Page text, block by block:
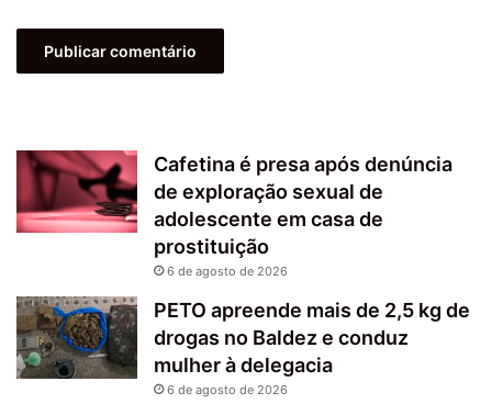
Cafetina é presa após denúncia
de exploração sexual de
adolescente em casa de
prostituição
6 de agosto de 2026
PETO apreende mais de 2,5 kg de
drogas no Baldez e conduz
mulher à delegacia
6 de agosto de 2026